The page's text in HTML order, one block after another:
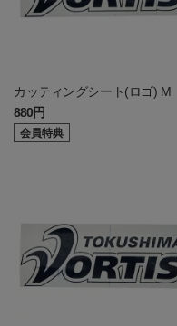
カッティングシート(ロゴ) M
880円
会員特典